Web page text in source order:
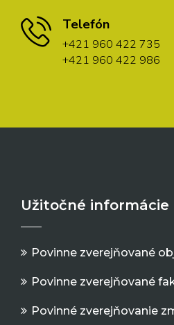
Telefón
+421 960 422 735
+421 960 422 986
Užitočné informácie
Povinne zverejňované
Povinne zverejňované
Povinné zverejňovanie